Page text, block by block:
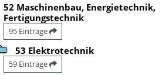
52 Maschinenbau, Energietechnik,
Fertigungstechnik
95 Einträge
53 Elektrotechnik
59 Einträge